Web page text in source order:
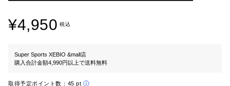
¥4,950 税込
Super Sports XEBIO &mall店
購入合計金額4,990円以上で送料無料
取得予定ポイント数： 45 pt